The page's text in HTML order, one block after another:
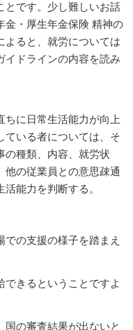
とです。少し難しいお話
金・厚生年金保険 精神の
よると、就労については
イドラインの内容を読み
ちに日常生活能力が向上
ている者については、そ
の種類、内容、就労状
他の従業員との意思疎通
能力を判断する。
での支援の様子を踏まえ
できるということですよ
国の審査結果が出ないと